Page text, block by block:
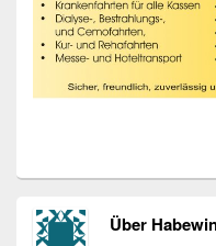
Über